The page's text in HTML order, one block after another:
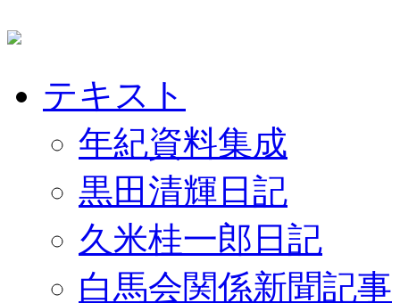
テキスト
年紀資料集成
黒田清輝日記
久米桂一郎日記
白馬会関係新聞記事